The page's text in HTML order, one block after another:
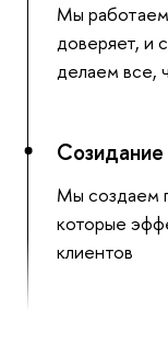
Мы
доверяет, и
делаем все,
Созидание
Мы создаем
которые
клиентов